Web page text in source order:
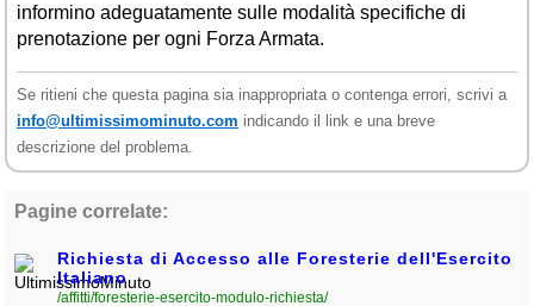
informino adeguatamente sulle modalità specifiche di
prenotazione per ogni Forza Armata.
Se ritieni che questa pagina sia inappropriata o contenga errori, scrivi a
info@ultimissimominuto.com indicando il link e una breve
descrizione del problema.
Pagine correlate:
Richiesta di Accesso alle Foresterie dell'Esercito
Italiano
/affitti/foresterie-esercito-modulo-richiesta/